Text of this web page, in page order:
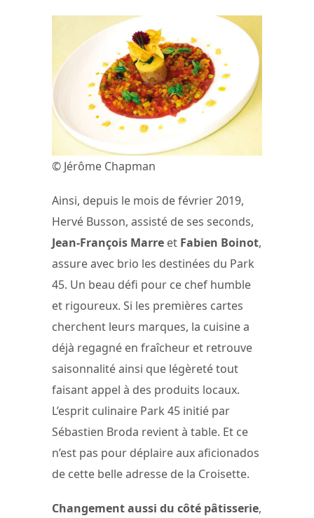
© Jérôme Chapman
Ainsi, depuis le mois de février 2019,
Hervé Busson, assisté de ses seconds,
Jean-François Marre et Fabien Boinot,
assure avec brio les destinées du Park
45. Un beau défi pour ce chef humble
et rigoureux. Si les premières cartes
cherchent leurs marques, la cuisine a
déjà regagné en fraîcheur et retrouve
saisonnalité ainsi que légèreté tout
faisant appel à des produits locaux.
L’esprit culinaire Park 45 initié par
Sébastien Broda revient à table. Et ce
n’est pas pour déplaire aux aficionados
de cette belle adresse de la Croisette.
Changement aussi du côté pâtisserie,